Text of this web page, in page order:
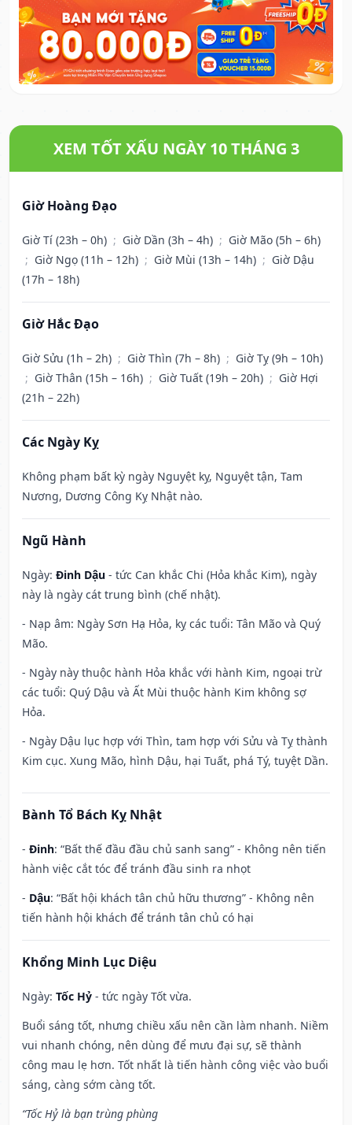
XEM TỐT XẤU NGÀY 10 THÁNG 3
Giờ Hoàng Đạo
Giờ Tí (23h – 0h) ; Giờ Dần (3h – 4h) ; Giờ Mão (5h – 6h)
; Giờ Ngọ (11h – 12h) ; Giờ Mùi (13h – 14h) ; Giờ Dậu
(17h – 18h)
Giờ Hắc Đạo
Giờ Sửu (1h – 2h) ; Giờ Thìn (7h – 8h) ; Giờ Tỵ (9h – 10h)
; Giờ Thân (15h – 16h) ; Giờ Tuất (19h – 20h) ; Giờ Hợi
(21h – 22h)
Các Ngày Kỵ
Không phạm bất kỳ ngày Nguyệt kỵ, Nguyệt tận, Tam
Nương, Dương Công Kỵ Nhật nào.
Ngũ Hành
Ngày: Đinh Dậu - tức Can khắc Chi (Hỏa khắc Kim), ngày
này là ngày cát trung bình (chế nhật).
- Nạp âm: Ngày Sơn Hạ Hỏa, kỵ các tuổi: Tân Mão và Quý
Mão.
- Ngày này thuộc hành Hỏa khắc với hành Kim, ngoại trừ
các tuổi: Quý Dậu và Ất Mùi thuộc hành Kim không sợ
Hỏa.
- Ngày Dậu lục hợp với Thìn, tam hợp với Sửu và Tỵ thành
Kim cục. Xung Mão, hình Dậu, hại Tuất, phá Tý, tuyệt Dần.
Bành Tổ Bách Kỵ Nhật
- Đinh: “Bất thế đầu đầu chủ sanh sang” - Không nên tiến
hành việc cắt tóc để tránh đầu sinh ra nhọt
- Dậu: “Bất hội khách tân chủ hữu thương” - Không nên
tiến hành hội khách để tránh tân chủ có hại
Khổng Minh Lục Diệu
Ngày: Tốc Hỷ - tức ngày Tốt vừa.
Buổi sáng tốt, nhưng chiều xấu nên cần làm nhanh. Niềm
vui nhanh chóng, nên dùng để mưu đại sự, sẽ thành
công mau lẹ hơn. Tốt nhất là tiến hành công việc vào buổi
sáng, càng sớm càng tốt.
“Tốc Hỷ là bạn trùng phùng